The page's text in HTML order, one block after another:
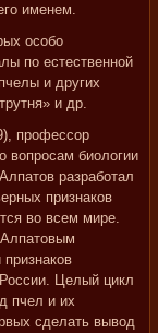
именем.
особо
по естественной
и других
и др.
профессор
вопросам биологии
разработал
признаков
во всем мире.
Целый цикл
пчел и их
сделать вывод